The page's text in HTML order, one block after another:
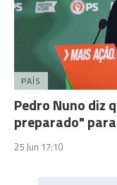
PAÍS
Pedro Nuno diz
preparado"
25 Jun 17:10